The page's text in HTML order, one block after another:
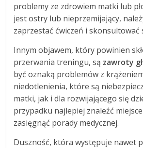
problemy ze zdrowiem matki lub
jest ostry lub nieprzemijający,
zaprzestać ćwiczeń i skonsultować
Innym objawem, który powinien
przerwania treningu, są zawroty
być oznaką problemów z
niedotlenienia, które są
matki, jak i dla rozwijającego się
przypadku najlepiej znaleźć
zasięgnąć porady medycznej.
Duszność, która występuje nawet